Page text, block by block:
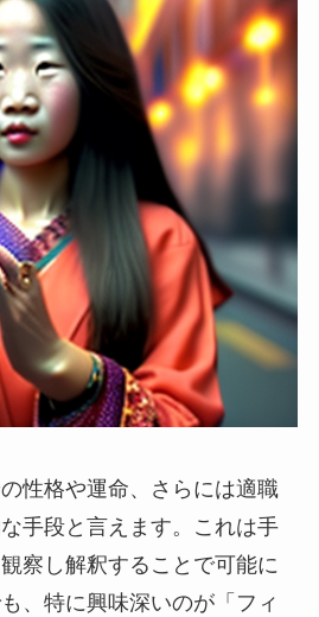
性格や運命、さらには適職
手段と言えます。これは手
察し解釈することで可能に
、特に興味深いのが「フィ